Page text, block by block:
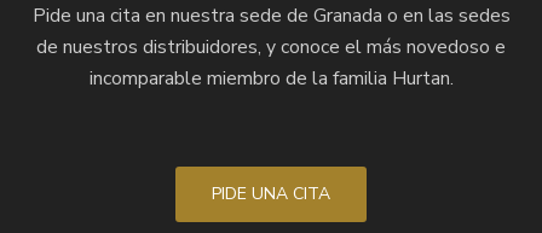
Pide una cita en nuestra sede de Granada o en las sedes
de nuestros distribuidores, y conoce el más novedoso e
incomparable miembro de la familia Hurtan.
PIDE UNA CITA